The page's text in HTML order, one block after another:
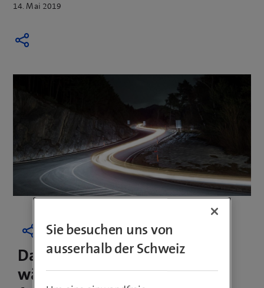
14. Mai 2019
Das Mobile-ID-Ökosystem
wächst und expandiert ins
Sie besuchen uns von
ausserhalb der Schweiz